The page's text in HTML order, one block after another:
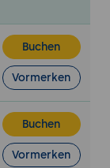
durch
der
in
Buchen
Vormerken
Buchen
Vormerken